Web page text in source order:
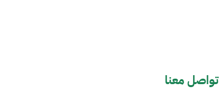
تواصل معنا